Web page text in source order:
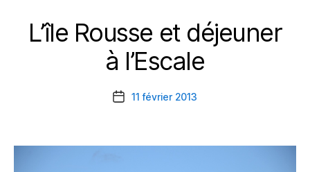
Catégories
L’île Rousse et déjeuner
à l’Escale
Date11 février 2013